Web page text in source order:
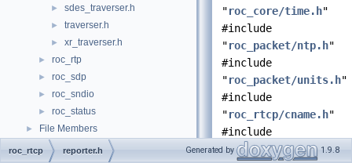
► sdes_traverser.h
► traverser.h
► xr_traverser.h
► roc_rtp
► roc_sdp
► roc_sndio
► roc_status
► File Members
"roc_core/time.h"
#include
"roc_packet/ntp.h"
#include
"roc_packet/units.h"
#include
"roc_rtcp/cname.h"
#include
"roc_rtcp/config.h "
roc_rtcp reporter.h Generated by 1.9.8